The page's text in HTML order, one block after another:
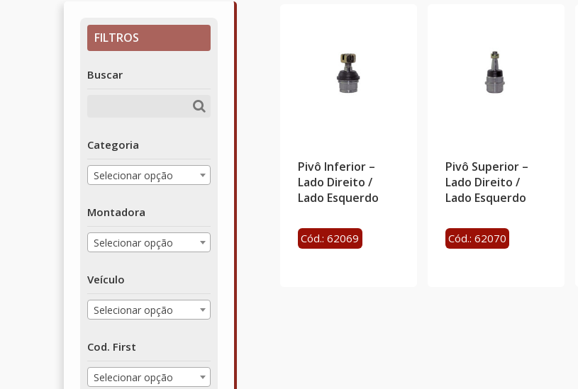
FILTROS
Buscar
Categoria
Selecionar opção
Montadora
Selecionar opção
Veículo
Selecionar opção
Cod. First
Selecionar opção
Pivô Inferior –
Lado Direito /
Lado Esquerdo
Cód.: 62069
Pivô Superior –
Lado Direito /
Lado Esquerdo
Cód.: 62070